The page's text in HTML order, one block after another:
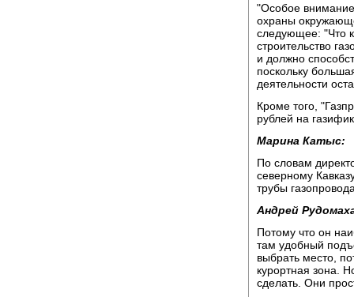
"Особое
охраны
следующее: "Что
строительство
и должно
поскольку
деятельности
Кроме того,
рублей на
Марина Катыс:
По словам
северному
трубы
Андрей
Потому что он
там удобный
выбрать место,
курортная зона.
сделать. Они